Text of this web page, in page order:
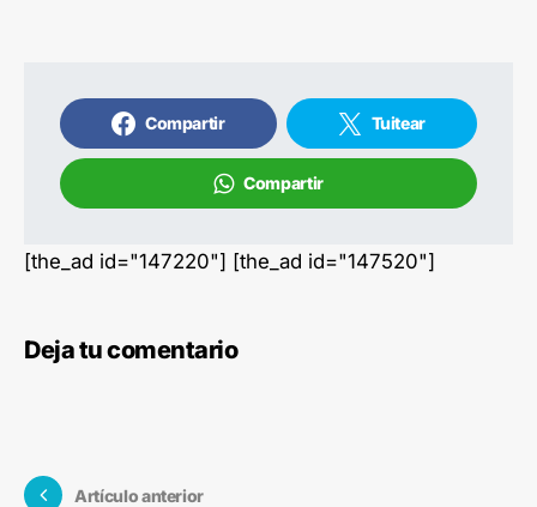
Compartir Tuitear
Compartir
[the_ad id="147220"] [the_ad id="147520"]
Deja tu comentario
Artículo anterior